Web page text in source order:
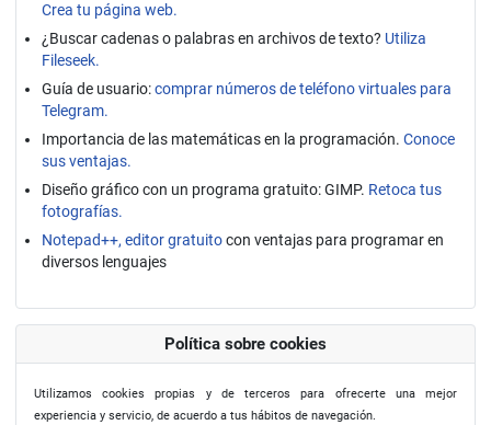
Crea tu página web.
¿Buscar cadenas o palabras en archivos de texto? Utiliza
Fileseek.
Guía de usuario:comprar números de teléfono virtuales para
Telegram.
Importancia de las matemáticas en la programación. Conoce
sus ventajas.
Diseño gráfico con un programa gratuito: GIMP. Retoca tus
fotografías.
Notepad++, editor gratuitocon ventajas para programar en
diversos lenguajes
Política sobre cookies
Utilizamos cookies propias y de terceros para ofrecerte una mejor
experiencia y servicio, de acuerdo a tus hábitos de navegación.